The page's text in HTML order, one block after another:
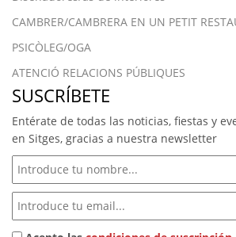
CAMBRER/CAMBRERA EN UN PETIT
PSICÒLEG/OGA
ATENCIÓ RELACIONS PÚBLIQUES
SUSCRÍBETE
Entérate de todas las noticias, fiestas y
en Sitges, gracias a nuestra newsletter